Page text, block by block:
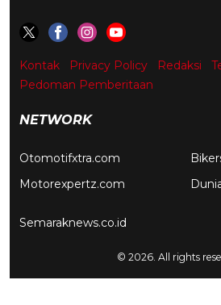
Kontak Privacy Policy Redaksi
Pedoman Pemberitaan
NETWORK
Otomotifxtra.com
Motorexpertz.com
Semaraknews.co.id
© 2026. All rights